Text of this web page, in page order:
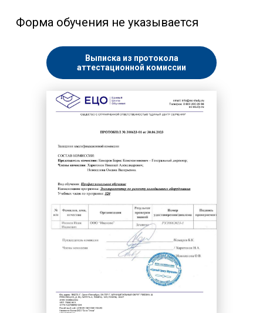
Форма обучения не указывается
Выписка из протокола
аттестационной комиссии